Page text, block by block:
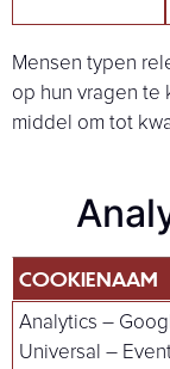
Mensen typen
op hun vragen te
middel om tot
COOKIENAAM
Analytics –
Universal –